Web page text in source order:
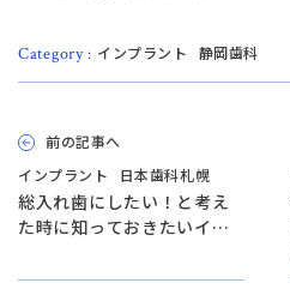
Category : インプラント 静岡歯科
前の記事へ
インプラント
日本歯科札幌
総入れ歯にしたい！と考え
た時に知っておきたいイン
科札幌院長が解説！】